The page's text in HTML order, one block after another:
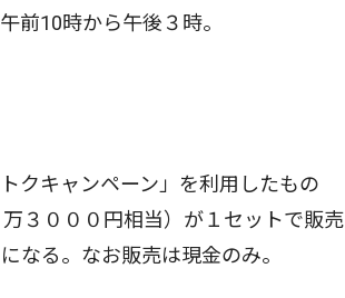
前10時から午後３時。
クキャンペーン」を利用したもの
３０００円相当）が１セットで販売
なる。なお販売は現金のみ。